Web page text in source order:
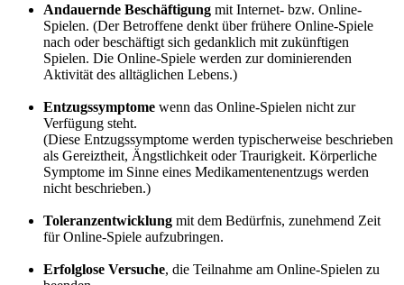
Andauernde Beschäftigung mit Internet- bzw. Online-
Spielen. (Der Betroffene denkt über frühere Online-Spiele
nach oder beschäftigt sich gedanklich mit zukünftigen
Spielen. Die Online-Spiele werden zur dominierenden
Aktivität des alltäglichen Lebens.)
Entzugssymptome wenn das Online-Spielen nicht zur
Verfügung steht.
(Diese Entzugssymptome werden typischerweise beschrieben
als Gereiztheit, Ängstlichkeit oder Traurigkeit. Körperliche
Symptome im Sinne eines Medikamentenentzugs werden
nicht beschrieben.)
Toleranzentwicklung mit dem Bedürfnis, zunehmend Zeit
für Online-Spiele aufzubringen.
Erfolglose Versuche, die Teilnahme am Online-Spielen zu